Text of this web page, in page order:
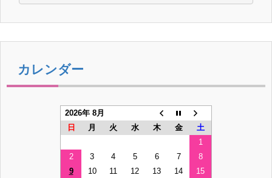
カレンダー
2026年 8月
日
月 火 水 木 金
土
1
2
3 4 5 6 7
8
9
10 11 12 13 14
15